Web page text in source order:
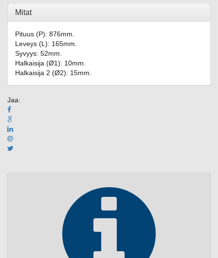
Mitat
Pituus (P): 876mm.
Leveys (L): 165mm.
Syvyys: 52mm.
Halkaisija (Ø1): 10mm.
Halkaisija 2 (Ø2): 15mm.
Jaa: